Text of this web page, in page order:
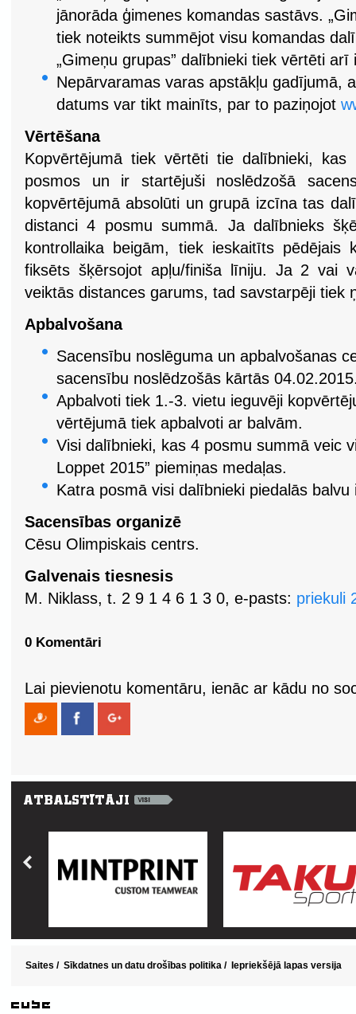
jānorāda ģimenes komandas sastāvs.
tiek noteikts summējot visu komandas
„Gimeņu grupas” dalībnieki tiek vērtēti
Nepārvaramas varas apstākļu gadījumā,
datums var tikt mainīts, par to paziņojot
Vērtēšana
Kopvērtējumā tiek vērtēti tie dalībnieki,
posmos un ir startējuši noslēdzošā
kopvērtējumā absolūti un grupā izcīna tas
distanci 4 posmu summā. Ja dalībnieks
kontrollaika beigām, tiek ieskaitīts pēdējais
fiksēts šķērsojot apļu/finiša līniju. Ja 2 vai
veiktās distances garums, tad savstarpēji tiek
Apbalvošana
Sacensību noslēguma un apbalvošanas
sacensību noslēdzošās kārtās
Apbalvoti tiek 1.-3. vietu ieguvēji
vērtējumā tiek apbalvoti ar balvām.
Visi dalībnieki, kas 4 posmu summā veic
Loppet 2015” piemiņas medaļas.
Katra posmā visi dalībnieki piedalās balvu
Sacensības organizē
Cēsu Olimpiskais centrs.
Galvenais tiesnesis
M. Niklass, t. 2 9 1 4 6 1 3 0, e-pasts: priekuli
0 Komentāri
Lai pievienotu komentāru, ienāc ar kādu no
Saites / Sīkdatnes un datu drošības politika / Iepriekšējā lapas versija